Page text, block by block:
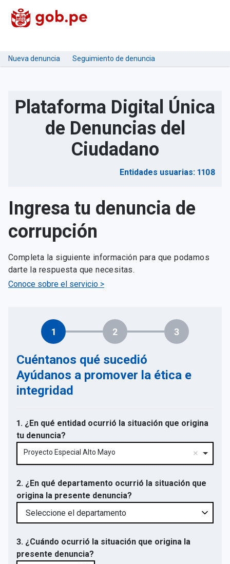
Nueva denuncia Seguimiento de denuncia
Plataforma Digital Única
de Denuncias del
Ciudadano
Entidades usuarias: 1108
Ingresa tu denuncia de
corrupción
Completa la siguiente información para que podamos
darte la respuesta que necesitas.
Conoce sobre el servicio >
1 2 3
Cuéntanos qué sucedió
Ayúdanos a promover la ética e
integridad
1. ¿En qué entidad ocurrió la situación que origina
tu denuncia?
Proyecto Especial Alto Mayo
2. ¿En qué departamento ocurrió la situación que
origina la presente denuncia?
3. ¿Cuándo ocurrió la situación que origina la
presente denuncia?